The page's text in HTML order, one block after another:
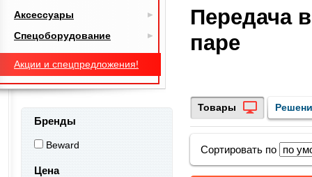
Передача
паре
Товары
Сортировать по
Аксессуары
Спецоборудование
Акции и спецпредложения!
Бренды
Beward
Цена